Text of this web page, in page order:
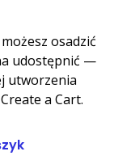
osadzić
udostępnić —
utworzenia
a Cart.